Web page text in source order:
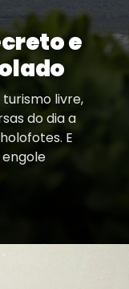
e
livre,
do dia a
E